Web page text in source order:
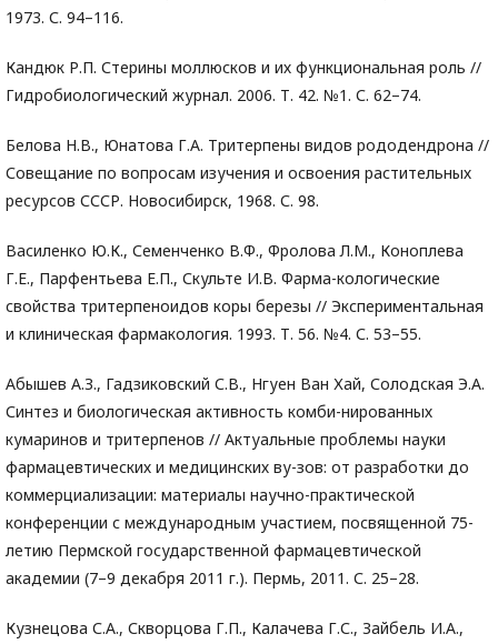
1973. С. 94–116.
Кандюк Р.П. Стерины моллюсков и их функциональная роль //
Гидробиологический журнал. 2006. Т. 42. №1. С. 62–74.
Белова Н.В., Юнатова Г.А. Тритерпены видов рододендрона //
Совещание по вопросам изучения и освоения растительных
ресурсов СССР. Новосибирск, 1968. С. 98.
Василенко Ю.К., Семенченко В.Ф., Фролова Л.М., Коноплева
Г.Е., Парфентьева Е.П., Скульте И.В. Фарма-кологические
свойства тритерпеноидов коры березы // Экспериментальная
и клиническая фармакология. 1993. Т. 56. №4. С. 53–55.
Абышев А.З., Гадзиковский С.В., Нгуен Ван Хай, Солодская Э.А.
Синтез и биологическая активность комби-нированных
кумаринов и тритерпенов // Актуальные проблемы науки
фармацевтических и медицинских ву-зов: от разработки до
коммерциализации: материалы научно-практической
конференции с международным участием, посвященной 75-
летию Пермской государственной фармацевтической
академии (7–9 декабря 2011 г.). Пермь, 2011. С. 25–28.
Кузнецова С.А., Скворцова Г.П., Калачева Г.С., Зайбель И.А.,